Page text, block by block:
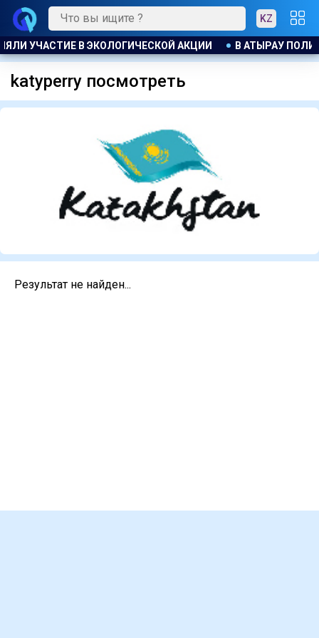
KZ
УЧАСТИЕ В ЭКОЛОГИЧЕСКОЙ АКЦИИ В АТЫРАУ
katyperry посмотреть
Результат не найден...